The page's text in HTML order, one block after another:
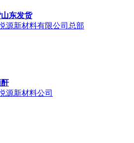
东发货
源新材料有限公司总部
源新材料公司